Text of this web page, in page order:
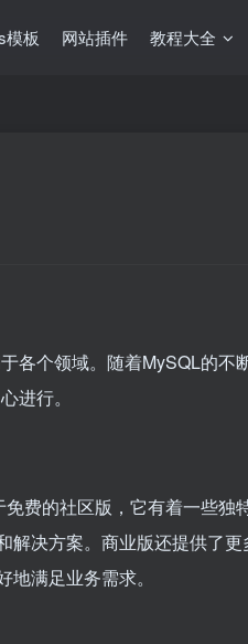
模板 网站插件 教程大全
各个领域。随着MySQL的不
进行。
费的社区版，它有着一些独
决方案。商业版还提供了
满足业务需求。